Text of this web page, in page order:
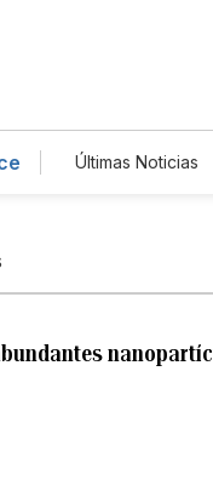
Últimas Noticias